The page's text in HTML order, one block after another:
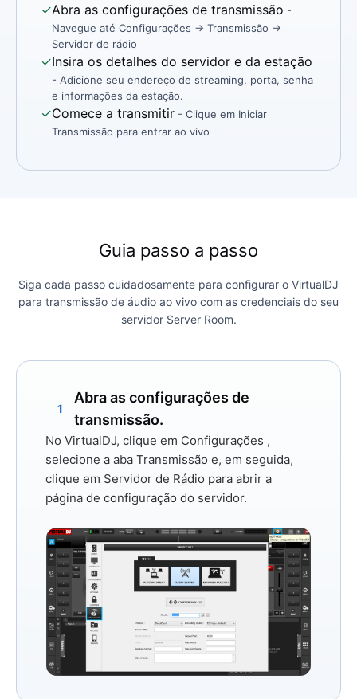
✓Abra as configurações de transmissão -
Navegue até Configurações → Transmissão →
Servidor de rádio
✓Insira os detalhes do servidor e da estação
- Adicione seu endereço de streaming, porta, senha
e informações da estação.
✓Comece a transmitir - Clique em Iniciar
Transmissão para entrar ao vivo
Guia passo a passo
Siga cada passo cuidadosamente para configurar o VirtualDJ
para transmissão de áudio ao vivo com as credenciais do seu
servidor Server Room.
1
Abra as configurações de
transmissão.
No VirtualDJ, clique em Configurações ,
selecione a aba Transmissão e, em seguida,
clique em Servidor de Rádio para abrir a
página de configuração do servidor.